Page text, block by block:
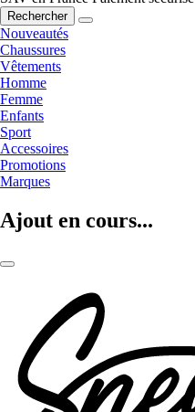
Rechercher
Nouveautés
Chaussures
Vêtements
Homme
Femme
Enfants
Sport
Accessoires
Promotions
Marques
Ajout en cours...